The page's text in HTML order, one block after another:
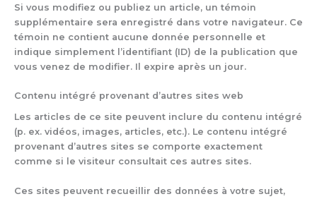
Si vous modifiez ou publiez un article, un témoin
supplémentaire sera enregistré dans votre navigateur. Ce
témoin ne contient aucune donnée personnelle et
indique simplement l’identifiant (ID) de la publication que
vous venez de modifier. Il expire après un jour.
Contenu intégré provenant d’autres sites web
Les articles de ce site peuvent inclure du contenu intégré
(p. ex. vidéos, images, articles, etc.). Le contenu intégré
provenant d’autres sites se comporte exactement
comme si le visiteur consultait ces autres sites.
Ces sites peuvent recueillir des données à votre sujet,